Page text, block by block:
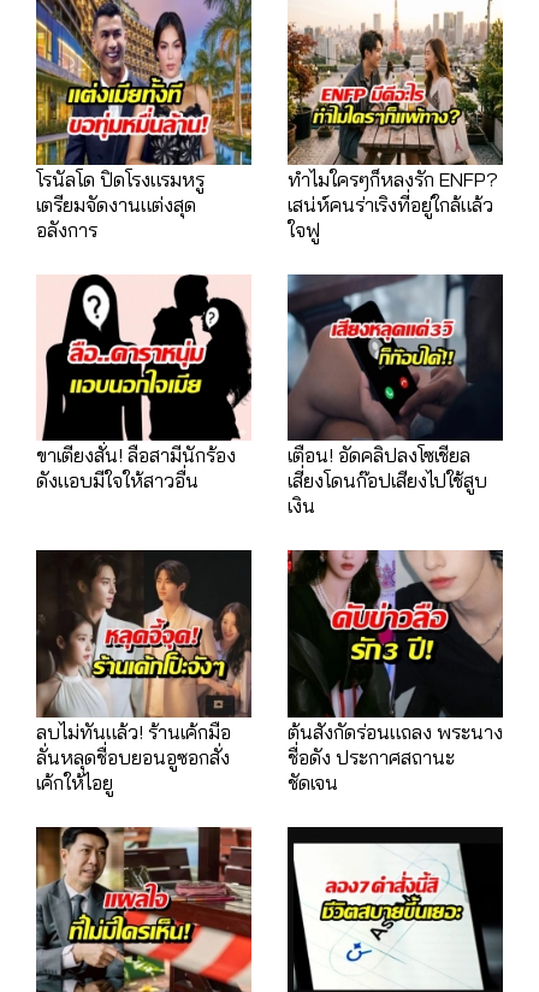
โรนัลโด ปิดโรงแรมหรู
เตรียมจัดงานแต่งสุด
อลังการ
ทำไมใครๆก็หลงรัก ENFP?
เสน่ห์คนร่าเริงที่อยู่ใกล้แล้ว
ใจฟู
ขาเตียงสั่น! ลือสามีนักร้อง
ดังแอบมีใจให้สาวอื่น
เตือน! อัดคลิปลงโซเชียล
เสี่ยงโดนก๊อปเสียงไปใช้สูบ
เงิน
ลบไม่ทันแล้ว! ร้านเค้กมือ
ลั่นหลุดชื่อบยอนอูซอกสั่ง
เค้กให้ไอยู
ต้นสังกัดร่อนแถลง พระนาง
ชื่อดัง ประกาศสถานะ
ชัดเจน